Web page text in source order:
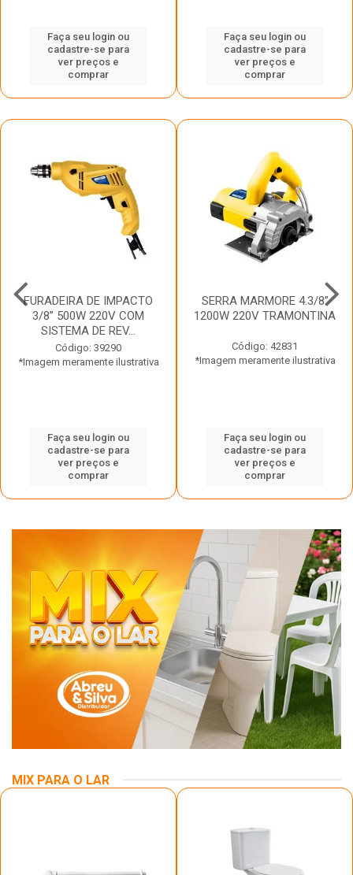
Faça seu login ou
cadastre-se para
ver preços e
comprar
Faça seu login ou
cadastre-se para
ver preços e
comprar
FURADEIRA DE IMPACTO
3/8” 500W 220V COM
SISTEMA DE REV...
Código: 39290
*Imagem meramente ilustrativa
Faça seu login ou
cadastre-se para
ver preços e
comprar
SERRA MARMORE 4.3/8”
1200W 220V TRAMONTINA
Código: 42831
*Imagem meramente ilustrativa
Faça seu login ou
cadastre-se para
ver preços e
comprar
MIX PARA O LAR